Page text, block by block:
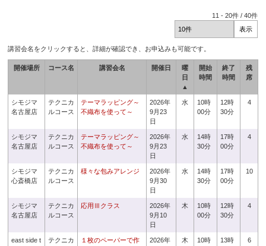
11 -20件 /40件
講習会名をクリックすると、詳細が確認でき、お申込みも可能です。
開催場所 コース名 講習会名 開催日
曜
日
▲
開始
時間
終了
時間
残
席
シモジマ
名古屋店
テクニカ
ルコース
テーマラッピング～
不織布を使って～
2026年
9月23
日
水
10時
00分
12時
30分
4
シモジマ
名古屋店
テクニカ
ルコース
テーマラッピング～
不織布を使って～
2026年
9月23
日
水
14時
30分
17時
00分
4
シモジマ
心斎橋店
テクニカ
ルコース
様々な包みアレンジ
2026年
9月30
日
水
14時
30分
17時
00分
10
シモジマ
名古屋店
テクニカ
ルコース
応用Ⅲクラス
2026年
9月10
日
木
10時
00分
12時
30分
4
east side t
テクニカ
１枚のペーパーで作
2026年
木
10時
13時
6